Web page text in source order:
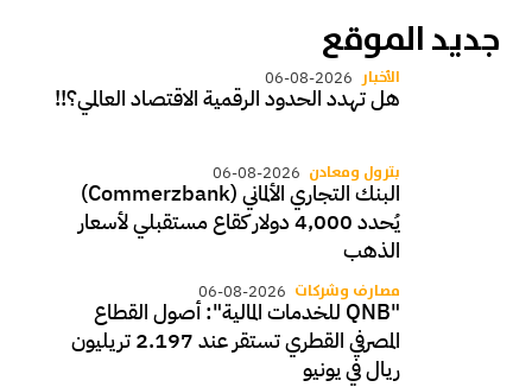
جديد الموقع
الأخبار 06-08-2026
هل تهدد الحدود الرقمية الاقتصاد العالمي؟!!
بترول ومعادن 06-08-2026
البنك التجاري الألماني (Commerzbank)
يُحدد 4,000 دولار كقاع مستقبلي لأسعار
الذهب
مصارف وشركات 06-08-2026
"QNB للخدمات المالية": أصول القطاع
المصرفي القطري تستقر عند 2.197 تريليون
ريال في يونيو